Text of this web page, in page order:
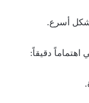
دقيقاً: